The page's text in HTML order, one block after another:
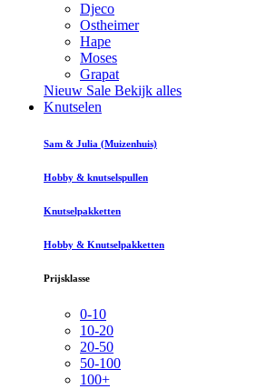
Djeco
Ostheimer
Hape
Moses
Grapat
Nieuw Sale Bekijk alles
Knutselen
Sam & Julia (Muizenhuis)
Hobby & knutselspullen
Knutselpakketten
Hobby & Knutselpakketten
Prijsklasse
0-10
10-20
20-50
50-100
100+